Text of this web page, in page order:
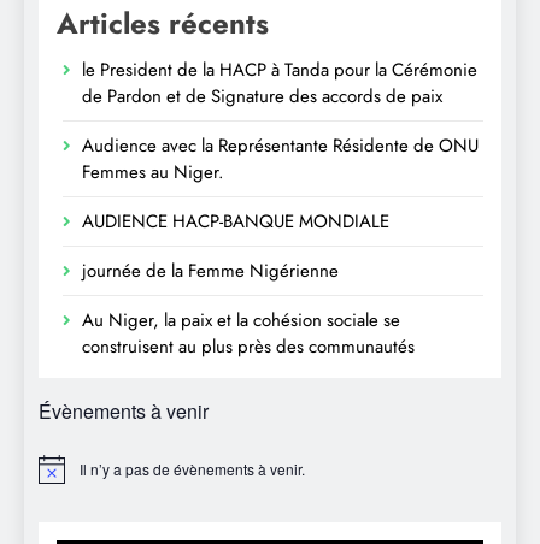
Articles récents
le President de la HACP à Tanda pour la Cérémonie
de Pardon et de Signature des accords de paix
Audience avec la Représentante Résidente de ONU
Femmes au Niger.
AUDIENCE HACP-BANQUE MONDIALE
journée de la Femme Nigérienne
Au Niger, la paix et la cohésion sociale se
construisent au plus près des communautés
Évènements à venir
Il n’y a pas de évènements à venir.